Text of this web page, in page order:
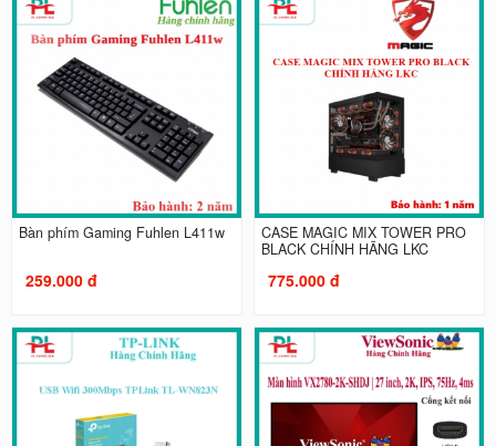
Bàn phím Gaming Fuhlen L411w
259.000 đ
CASE MAGIC MIX TOWER PRO
BLACK CHÍNH HÃNG LKC
775.000 đ